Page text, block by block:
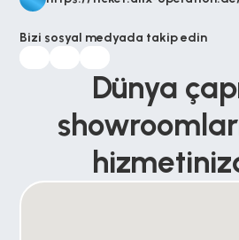
Bizi sosyal medyada takip edin
Dünya